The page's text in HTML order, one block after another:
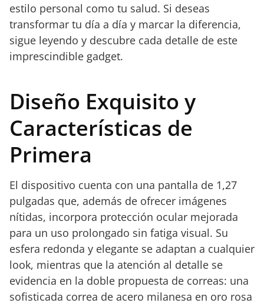
estilo personal como tu salud. Si deseas
transformar tu día a día y marcar la diferencia,
sigue leyendo y descubre cada detalle de este
imprescindible gadget.
Diseño Exquisito y
Características de
Primera
El dispositivo cuenta con una pantalla de 1,27
pulgadas que, además de ofrecer imágenes
nítidas, incorpora protección ocular mejorada
para un uso prolongado sin fatiga visual. Su
esfera redonda y elegante se adaptan a cualquier
look, mientras que la atención al detalle se
evidencia en la doble propuesta de correas: una
sofisticada correa de acero milanesa en oro rosa